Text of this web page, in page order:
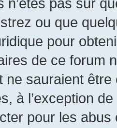
ou que
pour
de ce forum
ne sauraient
à l’exception
pour les